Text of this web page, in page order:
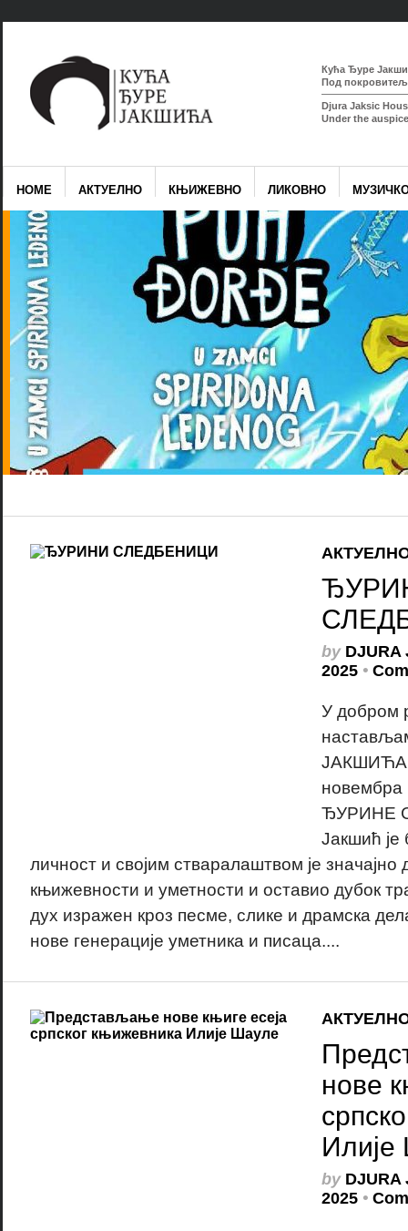
Кућа Ђуре
Под
Djura Jaksic
Under the
HOME АКТУЕЛНО КЊИЖЕВНО ЛИКОВНО
by DJURA
2025 •
У добром
ЈАКШИЋА
ЂУРИНЕ
Јакшић је
личност и својим стваралаштвом је значајно
књижевности и уметности и оставио дубок
дух изражен кроз песме, слике и драмска
нове генерације уметника и писаца....
нове
by DJURA
2025 •